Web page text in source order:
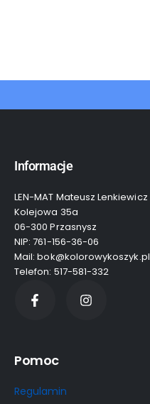
Informacje
LEN-MAT Mateusz Lenkiewicz
Kolejowa 35a
06-300 Przasnysz
NIP: 761-156-36-06
Mail: bok@kolorowykoszyk.pl
Telefon: 517-581-332
Pomoc
Regulamin